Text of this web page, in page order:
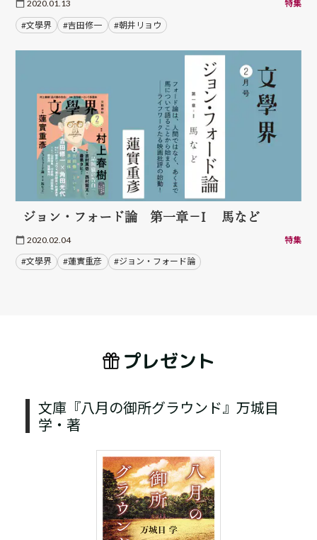
2020.01.13 特集
#文學界 #吉田修一 #朝井リョウ
ジョン・フォード論 第一章－I 馬など
2020.02.04 特集
#文學界 #蓮實重彦 #ジョン・フォード論
プレゼント
文庫『八月の御所グラウンド』万城目
学・著